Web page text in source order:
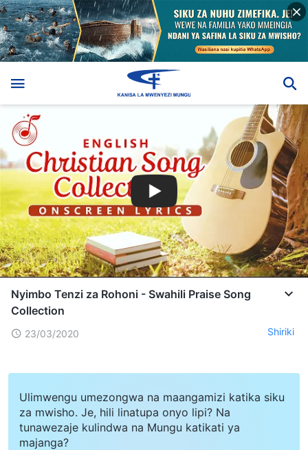
Nyimbo Tenzi za Rohoni - Swahili Praise Song
Collection
23/03/2020 Shiriki
Ulimwengu umezongwa na maangamizi katika siku
za mwisho. Je, hili linatupa onyo lipi? Na
tunawezaje kulindwa na Mungu katikati ya
majanga?